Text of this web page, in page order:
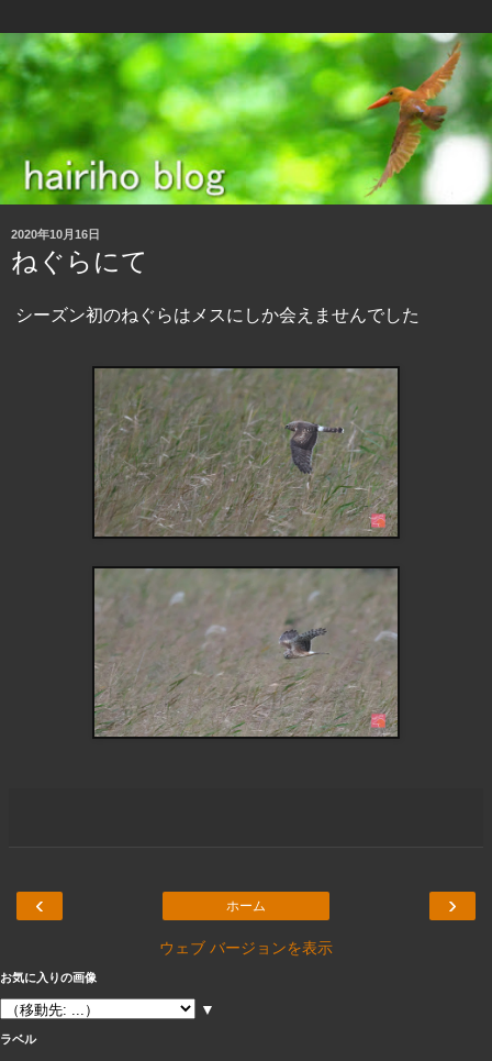
2020年10月16日
ねぐらにて
シーズン初のねぐらはメスにしか会えませんでした
‹ ›
ホーム
ウェブ バージョンを表示
お気に入りの画像
▼
ラベル